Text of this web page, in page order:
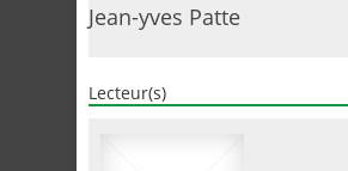
Jean-yves Patte
Lecteur(s)